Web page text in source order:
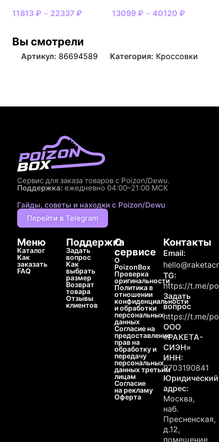
11813 ₽ – 22337 ₽ 13099 ₽ – 40120 ₽
Вы смотрели
Артикул: 86694589 Категория: Кроссовки
Сервис для заказа товаров с Poizon/Dewu.
Поддержка: ежедневно 04:00–21:00 МСК
Гайды, советы и находки с Poizon/Dewu
Перейти в Telegram
Меню
Каталог
Как
заказать
FAQ
Поддержка
Задать
вопрос
Как
выбрать
размер
Возврат
товара
Отзывы
клиентов
О
сервисе
О
PoizonBox
Проверка
оригинальности
Политика в
отношении
конфиденциальности
и обработки
персональных
данных
Согласие на
предоставление
прав на
обработку и
передачу
персональных
данных третьим
лицам
Согласие
на рекламу
Оферта
Контакты
Email:
TG:
https://t.me/
Задать
вопрос
https://t.me/
ООО
«РАКЕТА-
СИЭН»
ИНН:
9703190841
Юридический
адрес:
Москва,
наб.
Пресненская,
д.12,
помещение